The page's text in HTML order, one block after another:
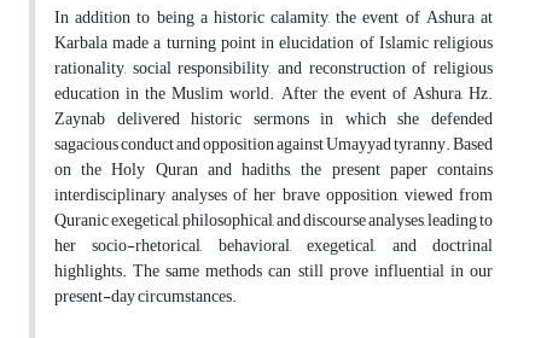
In addition to being a historic calamity, the event of Ashura at
Karbala made a turning point in elucidation of Islamic religious
rationality, social responsibility, and reconstruction of religious
education in the Muslim world. After the event of Ashura, Hz.
Zaynab delivered historic sermons in which she defended
sagacious conduct and opposition against Umayyad tyranny. Based
on the Holy Quran and hadiths, the present paper contains
interdisciplinary analyses of her brave opposition, viewed from
Quranic exegetical, philosophical, and discourse analyses, leading to
her socio-rhetorical, behavioral, exegetical, and doctrinal
highlights. The same methods can still prove influential in our
present-day circumstances.